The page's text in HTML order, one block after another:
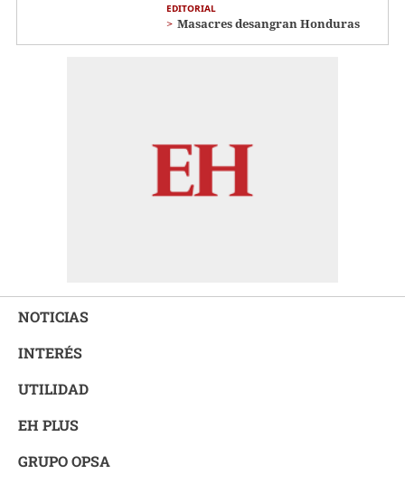
EDITORIAL
Masacres desangran Honduras
NOTICIAS
INTERÉS
UTILIDAD
EH PLUS
GRUPO OPSA